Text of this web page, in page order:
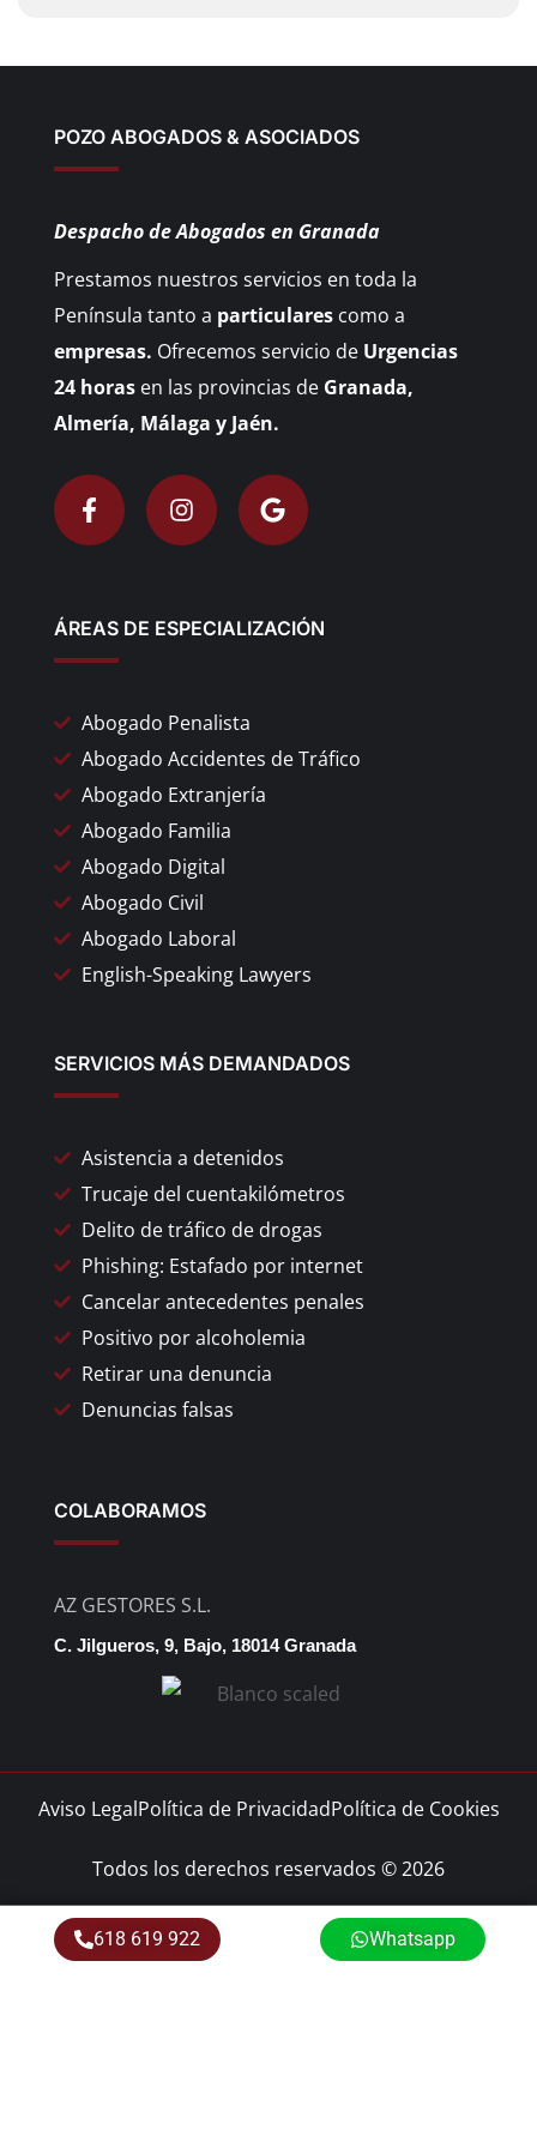
POZO ABOGADOS & ASOCIADOS
Despacho de Abogados en Granada
Prestamos nuestros servicios en toda la
Península tanto a particulares como a
empresas. Ofrecemos servicio de Urgencias
24 horas en las provincias de Granada,
Almería, Málaga y Jaén.
ÁREAS DE ESPECIALIZACIÓN
Abogado Penalista
Abogado Accidentes de Tráfico
Abogado Extranjería
Abogado Familia
Abogado Digital
Abogado Civil
Abogado Laboral
English-Speaking Lawyers
SERVICIOS MÁS DEMANDADOS
Asistencia a detenidos
Trucaje del cuentakilómetros
Delito de tráfico de drogas
Phishing: Estafado por internet
Cancelar antecedentes penales
Positivo por alcoholemia
Retirar una denuncia
Denuncias falsas
COLABORAMOS
AZ GESTORES S.L.
C. Jilgueros, 9, Bajo, 18014 Granada
Aviso LegalPolítica de PrivacidadPolítica de Cookies
Todos los derechos reservados © 2026
618 619 922 Whatsapp